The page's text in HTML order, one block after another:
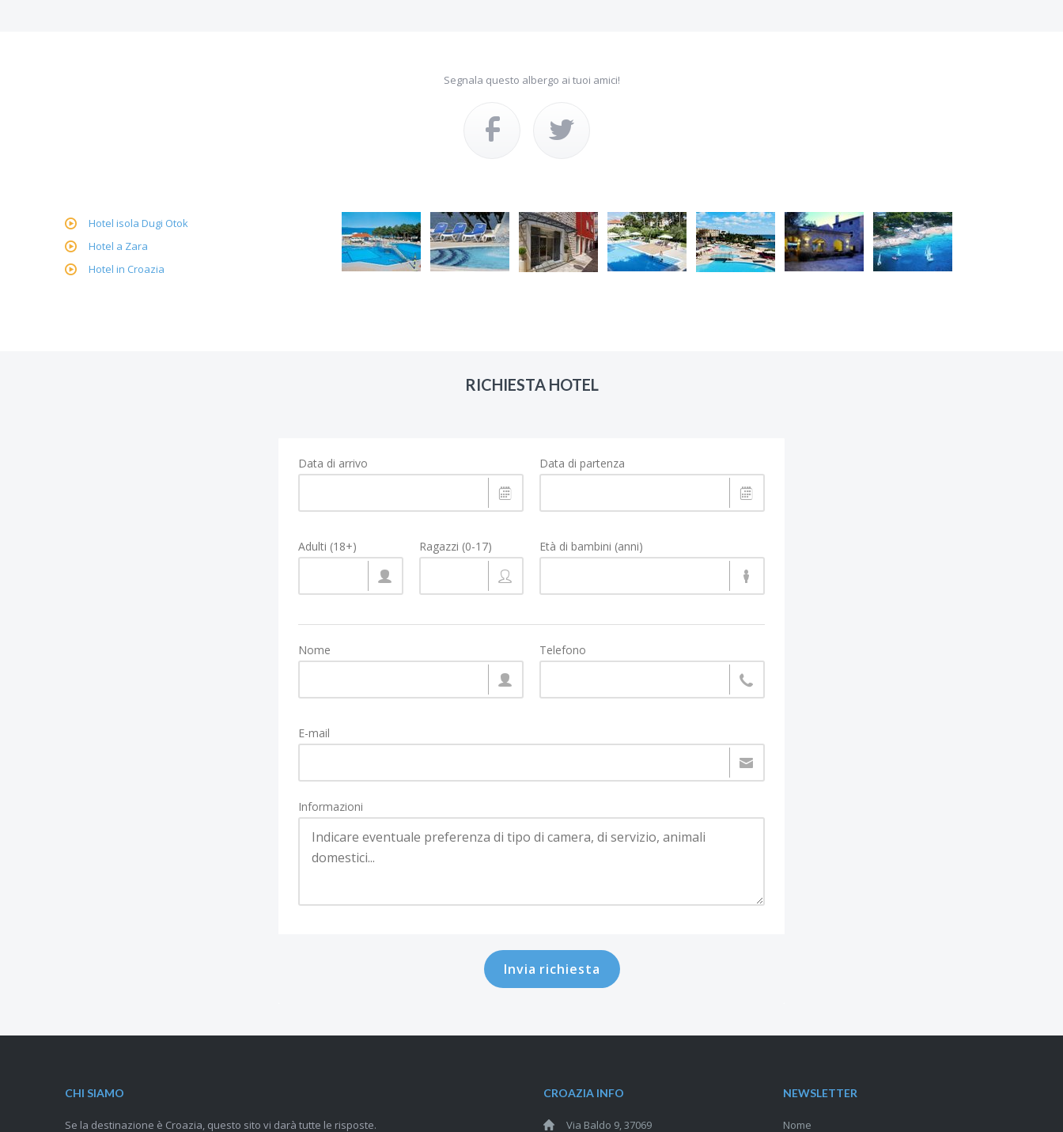
Segnala questo albergo ai tuoi amici!
Hotel isola Dugi Otok
Hotel a Zara
Hotel in Croazia
RICHIESTA HOTEL
Data di arrivo Data di partenza
Adulti (18+) Ragazzi (0-17) Età di bambini (anni)
Nome Telefono
E-mail
Informazioni
Invia richiesta
CHI SIAMO
Se la destinazione è Croazia, questo sito vi darà tutte le risposte.
CROAZIA INFO
Via Baldo 9, 37069
NEWSLETTER
Nome